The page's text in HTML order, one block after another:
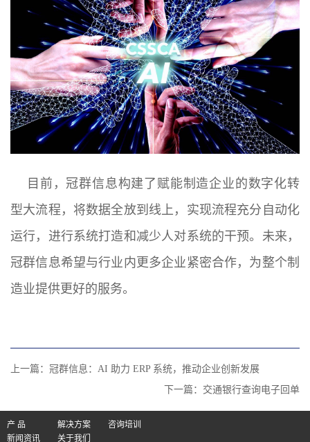
目前，冠群信息构建了赋能制造企业的数字化转
型大流程，将数据全放到线上，实现流程充分自动化
运行，进行系统打造和减少人对系统的干预。未来，
冠群信息希望与行业内更多企业紧密合作，为整个制
造业提供更好的服务。
上一篇： 冠群信息：AI 助力 ERP 系统，推动企业创新发展
下一篇： 交通银行查询电子回单
产 品 解决方案
咨询培训
新闻资讯
关于我们